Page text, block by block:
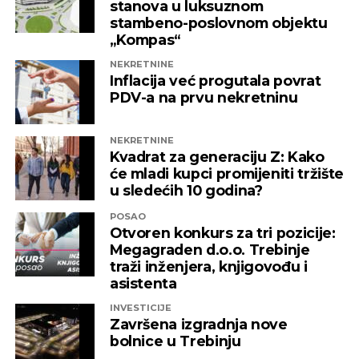
nadležne institucije da što prije pronađu
adekvatno rješenje kako ni jedna druga
domaća kompanija u budućnosti ne bi bila
izložena nezabilježenoj diskriminaciji”
saopšteno je iz “Invictusa”.
Kažu i da su sada izloženi potezima koji nemaju bilo
kakve veze sa normalnim poslovanjem i
poštovanjem zakonskih normi, a da ih relevantne
institucije kao savjesnog poslovnog subjekta nisu u
stanju zaštiti, zbog čega moraju priznati da je teško
pronaći adekvatniji odgovor koji ne bi uključivao
ozbiljnije rezove u samoj kompaniji.
Podsjetimo, 18. juna ove godine američka
uvela je sankcije nizu kompanija koje “čine mrežu
podrške predsjedniku Republike Srpske Miloradu
Dodiku”, a “Infinity International” se našao među
stanova u luksuznom
stambeno-poslovnom objektu
„Kompas“
NEKRETNINE
Inflacija već progutala povrat
PDV-a na prvu nekretninu
NEKRETNINE
Kvadrat za generaciju Z: Kako
će mladi kupci promijeniti tržište
u sledećih 10 godina?
POSAO
Otvoren konkurs za tri pozicije:
Megagraden d.o.o. Trebinje
traži inženjera, knjigovođu i
asistenta
INVESTICIJE
Završena izgradnja nove
bolnice u Trebinju